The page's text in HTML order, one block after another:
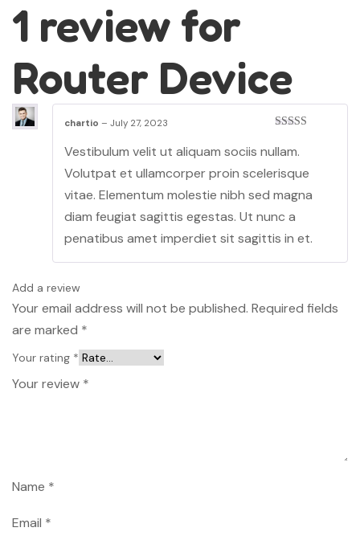
1 review for
Router Device
of 5
chartio – July 27, 2023
Vestibulum velit ut aliquam sociis nullam.
Volutpat et ullamcorper proin scelerisque
vitae. Elementum molestie nibh sed magna
diam feugiat sagittis egestas. Ut nunc a
penatibus amet imperdiet sit sagittis in et.
Add a review
Your email address will not be published. Required fields
are marked *
Your rating *
Your review *
Name *
Email *